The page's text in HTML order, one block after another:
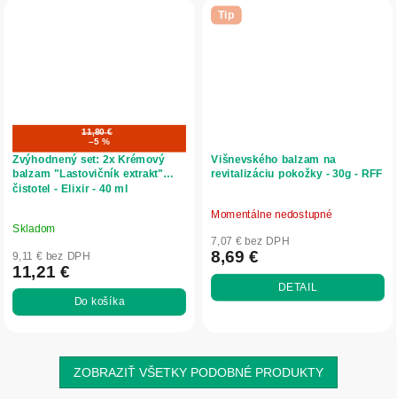
11,80 €
–5 %
Zvýhodnený set: 2x Krémový
balzam "Lastovičník extrakt"
čistotel - Elixir - 40 ml
Skladom
9,11 € bez DPH
11,21 €
Do košíka
Tip
Višnevského balzam na
revitalizáciu pokožky - 30g - RFF
Priemerné
hodnotenie
produktu
je
Momentálne nedostupné
7,07 € bez DPH
8,69 €
DETAIL
ZOBRAZIŤ VŠETKY PODOBNÉ PRODUKTY